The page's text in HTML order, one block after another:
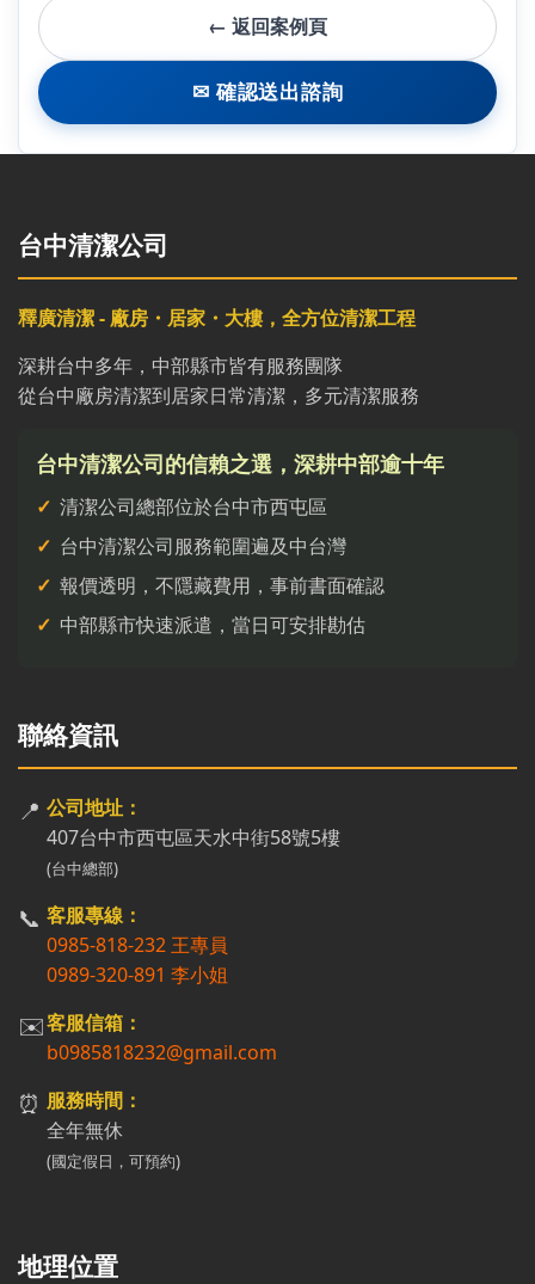
← 返回案例頁
✉ 確認送出諮詢
台中清潔公司
釋廣清潔 - 廠房・居家・大樓，全方位清潔工程
深耕台中多年，中部縣市皆有服務團隊
從台中廠房清潔到居家日常清潔，多元清潔服務
台中清潔公司的信賴之選，深耕中部逾十年
清潔公司總部位於台中市西屯區
台中清潔公司服務範圍遍及中台灣
報價透明，不隱藏費用，事前書面確認
中部縣市快速派遣，當日可安排勘估
聯絡資訊
📍 公司地址：
407台中市西屯區天水中街58號5樓
(台中總部)
📞 客服專線：
0985-818-232 王專員
0989-320-891 李小姐
✉️客服信箱：
b0985818232@gmail.com
⏰ 服務時間：
全年無休
(國定假日，可預約)
地理位置